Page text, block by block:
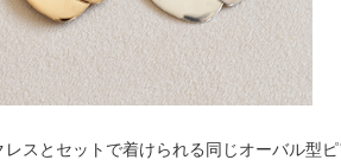
レスとセットで着けられる同じオーバル型